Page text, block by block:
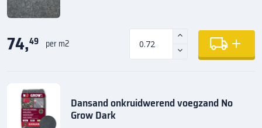
74,49 per m2
Dansand onkruidwerend voegzand No
Grow Dark